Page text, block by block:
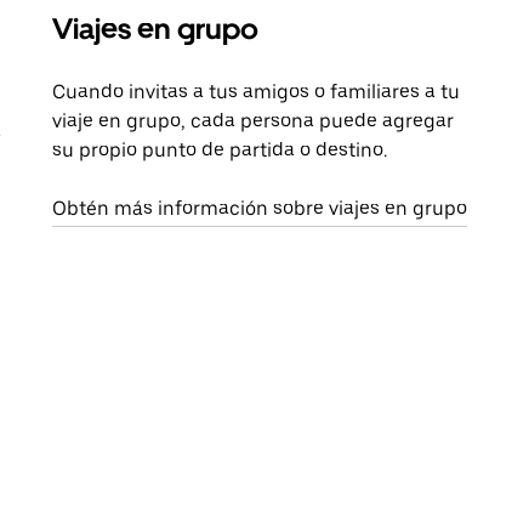
Viajes en grupo
Cuando invitas a tus amigos o familiares a tu
viaje en grupo, cada persona puede agregar
su propio punto de partida o destino.
Obtén más información sobre viajes en grupo